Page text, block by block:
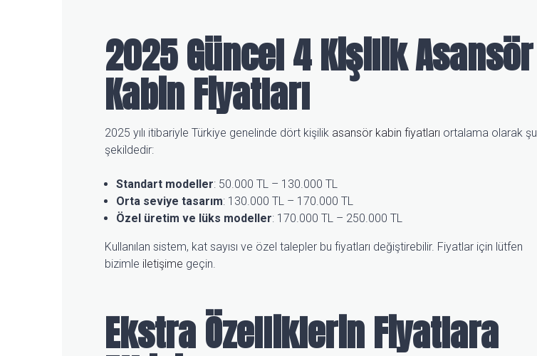
2025 Güncel 4 Kişilik Asansör
Kabin Fiyatları
2025 yılı itibariyle Türkiye genelinde dört kişilik asansör kabin fiyatları ortalama olarak şu
şekildedir:
Standart modeller: 50.000 TL – 130.000 TL
Orta seviye tasarım: 130.000 TL – 170.000 TL
Özel üretim ve lüks modeller: 170.000 TL – 250.000 TL
Kullanılan sistem, kat sayısı ve özel talepler bu fiyatları değiştirebilir. Fiyatlar için lütfen
bizimle iletişime geçin.
Ekstra Özelliklerin Fiyatlara